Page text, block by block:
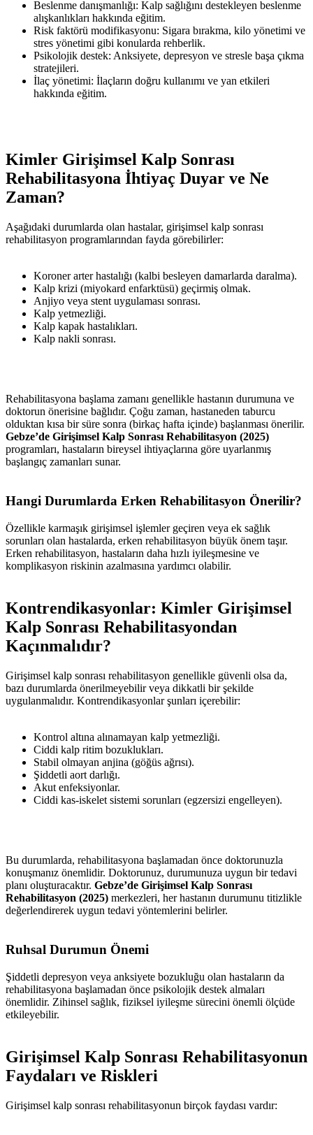
Beslenme danışmanlığı: Kalp sağlığını destekleyen beslenme
alışkanlıkları hakkında eğitim.
Risk faktörü modifikasyonu: Sigara bırakma, kilo yönetimi ve
stres yönetimi gibi konularda rehberlik.
Psikolojik destek: Anksiyete, depresyon ve stresle başa çıkma
stratejileri.
İlaç yönetimi: İlaçların doğru kullanımı ve yan etkileri
hakkında eğitim.
Kimler Girişimsel Kalp Sonrası
Rehabilitasyona İhtiyaç Duyar ve Ne
Zaman?
Aşağıdaki durumlarda olan hastalar, girişimsel kalp sonrası
rehabilitasyon programlarından fayda görebilirler:
Koroner arter hastalığı (kalbi besleyen damarlarda daralma).
Kalp krizi (miyokard enfarktüsü) geçirmiş olmak.
Anjiyo veya stent uygulaması sonrası.
Kalp yetmezliği.
Kalp kapak hastalıkları.
Kalp nakli sonrası.
Rehabilitasyona başlama zamanı genellikle hastanın durumuna ve
doktorun önerisine bağlıdır. Çoğu zaman, hastaneden taburcu
olduktan kısa bir süre sonra (birkaç hafta içinde) başlanması önerilir.
Gebze’de Girişimsel Kalp Sonrası Rehabilitasyon (2025)
programları, hastaların bireysel ihtiyaçlarına göre uyarlanmış
başlangıç zamanları sunar.
Hangi Durumlarda Erken Rehabilitasyon Önerilir?
Özellikle karmaşık girişimsel işlemler geçiren veya ek sağlık
sorunları olan hastalarda, erken rehabilitasyon büyük önem taşır.
Erken rehabilitasyon, hastaların daha hızlı iyileşmesine ve
komplikasyon riskinin azalmasına yardımcı olabilir.
Kontrendikasyonlar: Kimler Girişimsel
Kalp Sonrası Rehabilitasyondan
Kaçınmalıdır?
Girişimsel kalp sonrası rehabilitasyon genellikle güvenli olsa da,
bazı durumlarda önerilmeyebilir veya dikkatli bir şekilde
uygulanmalıdır. Kontrendikasyonlar şunları içerebilir:
Kontrol altına alınamayan kalp yetmezliği.
Ciddi kalp ritim bozuklukları.
Stabil olmayan anjina (göğüs ağrısı).
Şiddetli aort darlığı.
Akut enfeksiyonlar.
Ciddi kas-iskelet sistemi sorunları (egzersizi engelleyen).
Bu durumlarda, rehabilitasyona başlamadan önce doktorunuzla
konuşmanız önemlidir. Doktorunuz, durumunuza uygun bir tedavi
planı oluşturacaktır. Gebze’de Girişimsel Kalp Sonrası
Rehabilitasyon (2025) merkezleri, her hastanın durumunu titizlikle
değerlendirerek uygun tedavi yöntemlerini belirler.
Ruhsal Durumun Önemi
Şiddetli depresyon veya anksiyete bozukluğu olan hastaların da
rehabilitasyona başlamadan önce psikolojik destek almaları
önemlidir. Zihinsel sağlık, fiziksel iyileşme sürecini önemli ölçüde
etkileyebilir.
Girişimsel Kalp Sonrası Rehabilitasyonun
Faydaları ve Riskleri
Girişimsel kalp sonrası rehabilitasyonun birçok faydası vardır: